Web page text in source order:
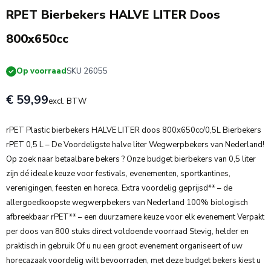
RPET Bierbekers HALVE LITER Doos
800x650cc
Op voorraadSKU 26055
€ 59,99excl. BTW
rPET Plastic bierbekers HALVE LITER doos 800x650cc/0,5L Bierbekers
rPET 0,5 L – De Voordeligste halve liter Wegwerpbekers van Nederland!
Op zoek naar betaalbare bekers ? Onze budget bierbekers van 0,5 liter
zijn dé ideale keuze voor festivals, evenementen, sportkantines,
verenigingen, feesten en horeca. Extra voordelig geprijsd** – de
allergoedkoopste wegwerpbekers van Nederland 100% biologisch
afbreekbaar rPET** – een duurzamere keuze voor elk evenement Verpakt
per doos van 800 stuks direct voldoende voorraad Stevig, helder en
praktisch in gebruik Of u nu een groot evenement organiseert of uw
horecazaak voordelig wilt bevoorraden, met deze budget bekers kiest u